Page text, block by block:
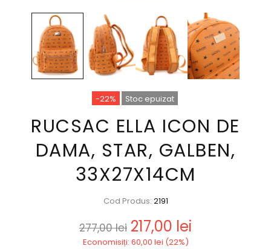
-22% Stoc epuizat
RUCSAC ELLA ICON DE
DAMA, STAR, GALBEN,
33X27X14CM
Cod Produs: 2191
277,00 lei 217,00 lei
Economisiți: 60,00 lei (22%)